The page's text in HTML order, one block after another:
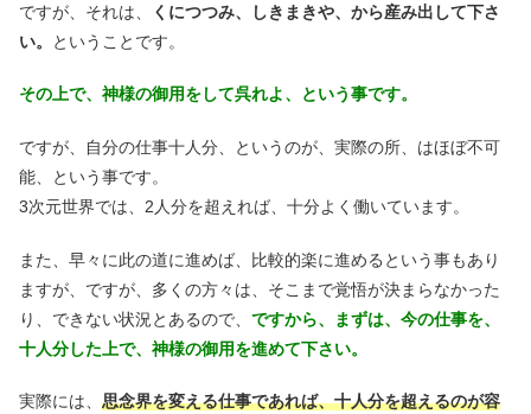
ですが、それは、
くにつつみ、しきまきや、から産み出して下さ
い。
ということです。
その上で、神様の御用をして呉れよ、という事です。
ですが、自分の仕事十人分、というのが、実際の所、はほぼ不可
能、という事です。
3次元世界では、2人分を超えれば、十分よく働いています。
また、早々に此の道に進めば、比較的楽に進めるという事もあり
ますが、ですが、多くの方々は、そこまで覚悟が決まらなかった
り、できない状況とあるので、 ですから、まずは、今の仕事を、
十人分した上で、神様の御用を進めて下さい。
実際には、 思念界を変える仕事であれば、十人分を超えるのが容